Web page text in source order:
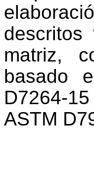
matriz,
basado
D7264-
ASTM